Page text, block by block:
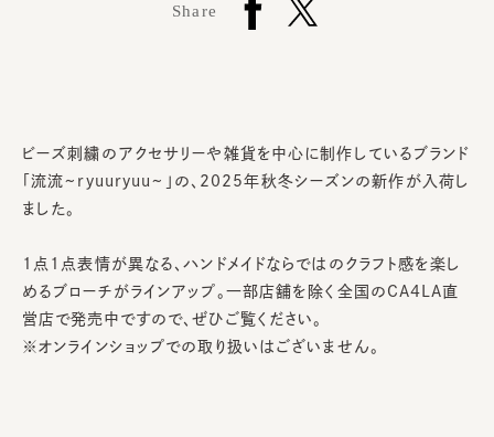
Share
ビーズ刺繍のアクセサリーや雑貨を中心に制作しているブランド
「流流~ryuuryuu~」の、2025年秋冬シーズンの新作が入荷し
ました。
1点1点表情が異なる、ハンドメイドならではのクラフト感を楽し
めるブローチがラインアップ。一部店舗を除く全国のCA4LA直
営店で発売中ですので、ぜひご覧ください。
※オンラインショップでの取り扱いはございません。